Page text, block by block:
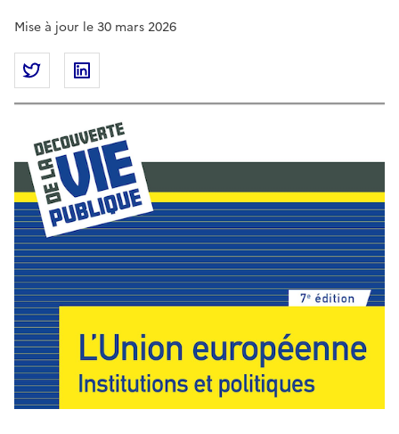
Mise à jour le 30 mars 2026
Partager la page
Partager L’Union Européenne sur Twitter